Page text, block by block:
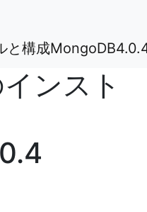
と構成
ンスト